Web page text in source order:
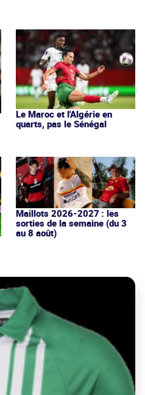
Le Maroc et l'Algérie en
quarts, pas le Sénégal
Maillots 2026-2027 : les
sorties de la semaine (du 3
au 8 août)